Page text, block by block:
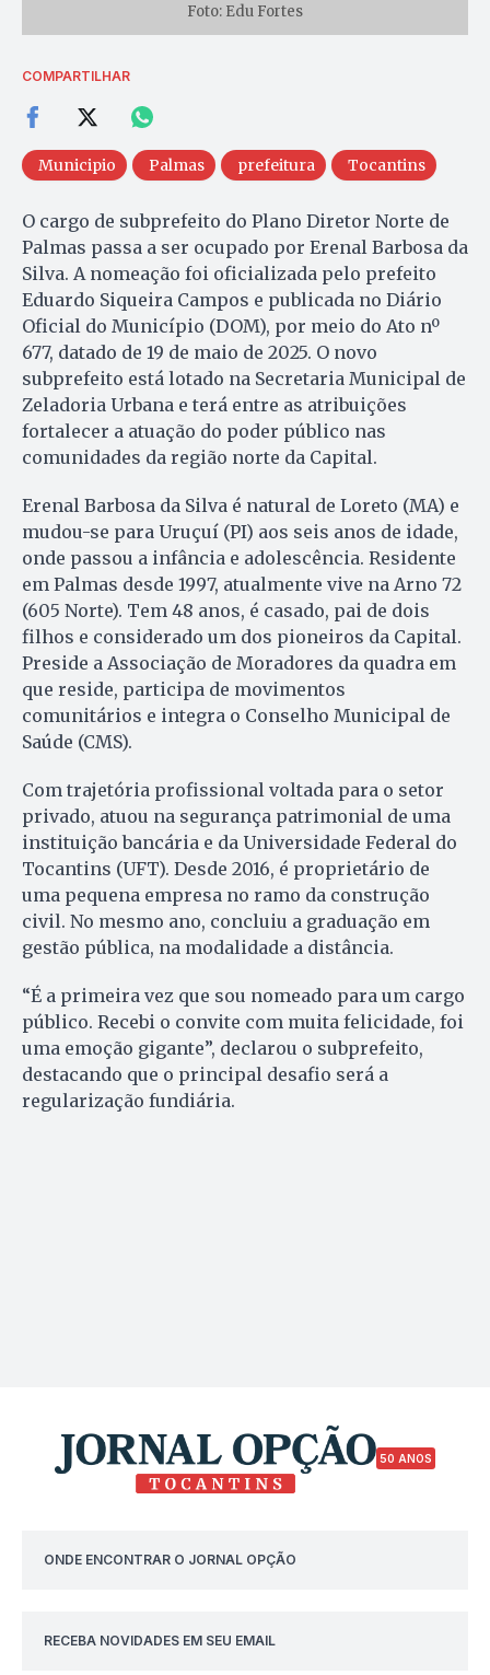
Foto: Edu Fortes
COMPARTILHAR
Municipio Palmas prefeitura Tocantins
O cargo de subprefeito do Plano Diretor Norte de
Palmas passa a ser ocupado por Erenal Barbosa da
Silva. A nomeação foi oficializada pelo prefeito
Eduardo Siqueira Campos e publicada no Diário
Oficial do Município (DOM), por meio do Ato nº
677, datado de 19 de maio de 2025. O novo
subprefeito está lotado na Secretaria Municipal de
Zeladoria Urbana e terá entre as atribuições
fortalecer a atuação do poder público nas
comunidades da região norte da Capital.
Erenal Barbosa da Silva é natural de Loreto (MA) e
mudou-se para Uruçuí (PI) aos seis anos de idade,
onde passou a infância e adolescência. Residente
em Palmas desde 1997, atualmente vive na Arno 72
(605 Norte). Tem 48 anos, é casado, pai de dois
filhos e considerado um dos pioneiros da Capital.
Preside a Associação de Moradores da quadra em
que reside, participa de movimentos
comunitários e integra o Conselho Municipal de
Saúde (CMS).
Com trajetória profissional voltada para o setor
privado, atuou na segurança patrimonial de uma
instituição bancária e da Universidade Federal do
Tocantins (UFT). Desde 2016, é proprietário de
uma pequena empresa no ramo da construção
civil. No mesmo ano, concluiu a graduação em
gestão pública, na modalidade a distância.
“É a primeira vez que sou nomeado para um cargo
público. Recebi o convite com muita felicidade, foi
uma emoção gigante”, declarou o subprefeito,
destacando que o principal desafio será a
regularização fundiária.
50 ANOS
ONDE ENCONTRAR O JORNAL OPÇÃO
RECEBA NOVIDADES EM SEU EMAIL